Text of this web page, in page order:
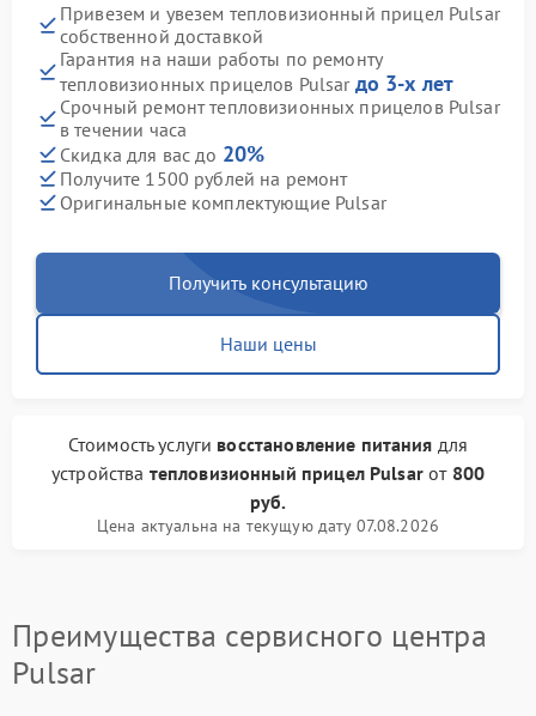
Привезем и увезем тепловизионный прицел Pulsar
собственной доставкой
Гарантия на наши работы по ремонту
тепловизионных прицелов Pulsar до 3-х лет
Срочный ремонт тепловизионных прицелов Pulsar
в течении часа
Скидка для вас до 20%
Получите 1500 рублей на ремонт
Оригинальные комплектующие Pulsar
Получить консультацию
Наши цены
Стоимость услуги восстановление питания для
устройства тепловизионный прицел Pulsarот 800
руб.
Цена актуальна на текущую дату 07.08.2026
Преимущества сервисного центра
Pulsar